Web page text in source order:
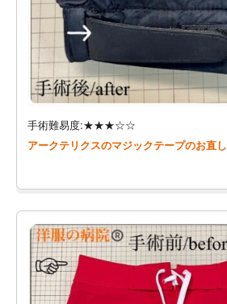
手術難易度:★★★☆☆
アークテリクスのマジックテープのお直し